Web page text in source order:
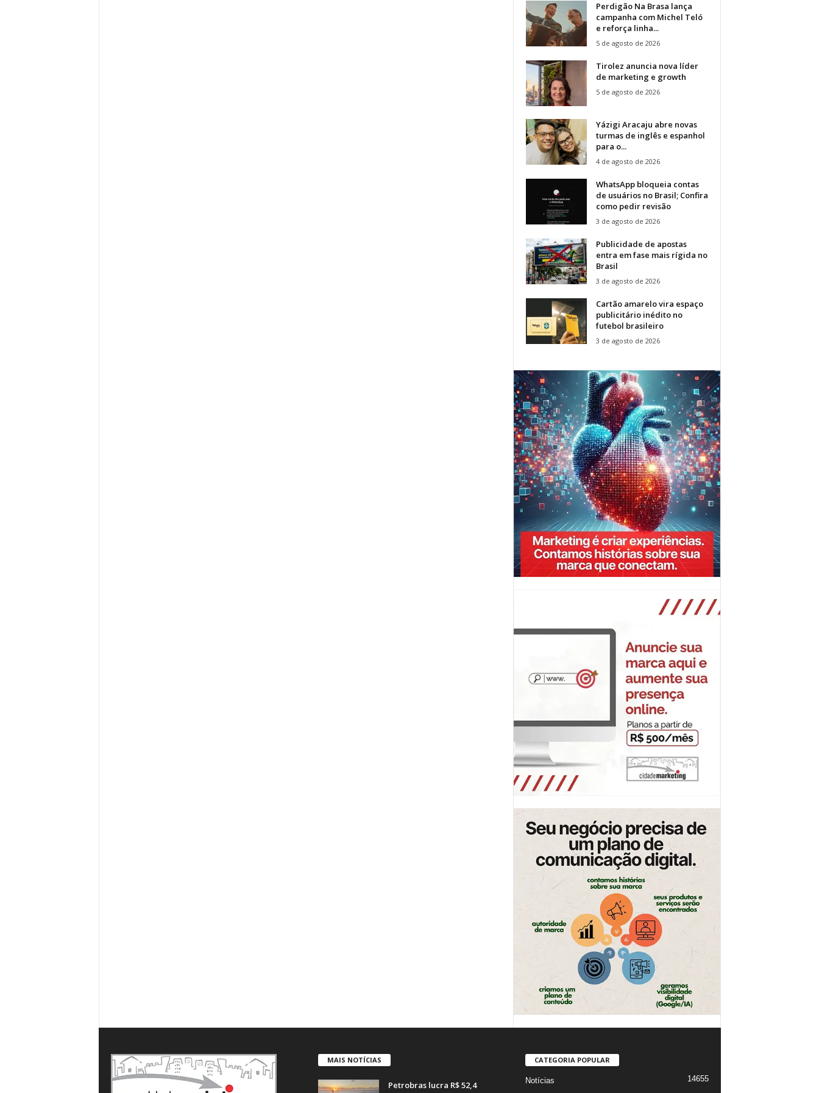
Perdigão Na Brasa lança
campanha com Michel Teló
e reforça linha...
5 de agosto de 2026
Tirolez anuncia nova líder
de marketing e growth
5 de agosto de 2026
Yázigi Aracaju abre novas
turmas de inglês e espanhol
para o...
4 de agosto de 2026
WhatsApp bloqueia contas
de usuários no Brasil; Confira
como pedir revisão
3 de agosto de 2026
Publicidade de apostas
entra em fase mais rígida no
Brasil
3 de agosto de 2026
Cartão amarelo vira espaço
publicitário inédito no
futebol brasileiro
3 de agosto de 2026
MAIS NOTÍCIAS
Petrobras lucra R$ 52,4
CATEGORIA POPULAR
Notícias
14655